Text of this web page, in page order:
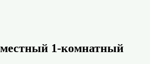
1-комнатный